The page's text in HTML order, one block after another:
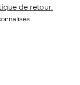
de retour.